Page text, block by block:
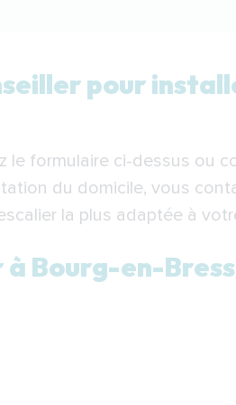
votre monte-escalier à
à Bourg-en-Bresse
d’un monte-
pour
le formulaire ci-dessus ou
du domicile, vous
la plus adaptée à
Bourg-en-